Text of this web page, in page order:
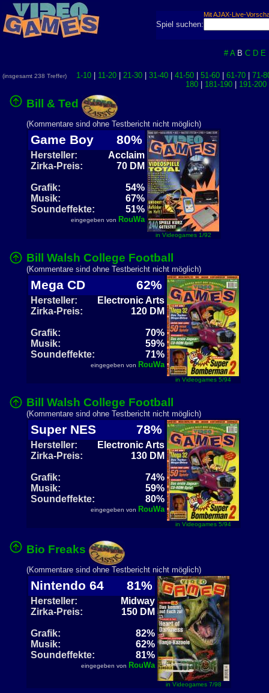
Mit AJAX-Live-
Spiel suchen:
# A B C D E
(insgesamt 238 Treffer) 1-10| 11-20| 21-30| 31-40| 41-50| 51-60| 61-70| 71-
180
181-190 191-200
Bill & Ted
(Kommentare sind ohne Testbericht nicht möglich)
Game Boy 80%
Hersteller:
Acclaim
Zirka-Preis:
70 DM
Grafik:
54%
Musik:
67%
Soundeffekte:
51%
eingegeben von RouWa
in Videogames 1/92
Bill Walsh College Football
(Kommentare sind ohne Testbericht nicht möglich)
Mega CD 62%
Hersteller:
Electronic Arts
Zirka-Preis:
120 DM
Grafik:
70%
Musik:
59%
Soundeffekte:
71%
eingegeben von RouWa
in Videogames 5/94
Bill Walsh College Football
(Kommentare sind ohne Testbericht nicht möglich)
Super NES 78%
Hersteller:
Electronic Arts
Zirka-Preis:
130 DM
Grafik:
74%
Musik:
59%
Soundeffekte:
80%
eingegeben von RouWa
in Videogames 5/94
Bio Freaks
(Kommentare sind ohne Testbericht nicht möglich)
Nintendo 64 81%
Hersteller:
Midway
Zirka-Preis:
150 DM
Grafik:
82%
Musik:
62%
Soundeffekte:
81%
eingegeben von RouWa
in Videogames 7/98